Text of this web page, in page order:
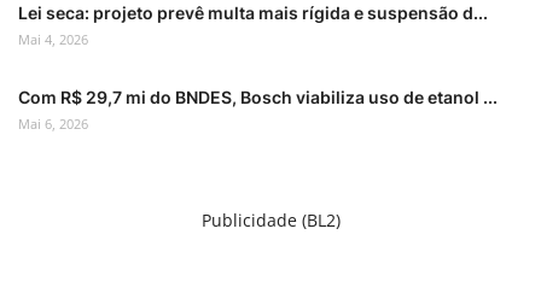
Lei seca: projeto prevê multa mais rígida e suspensão d...
Mai 4, 2026
Com R$ 29,7 mi do BNDES, Bosch viabiliza uso de etanol ...
Mai 6, 2026
Publicidade (BL2)